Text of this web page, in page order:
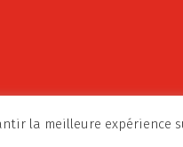
la meilleure expérience